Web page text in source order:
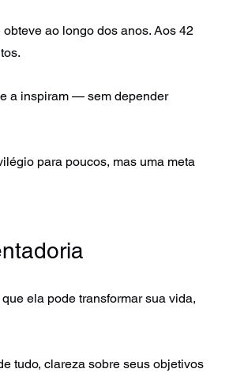
ao longo dos anos. Aos 42
a inspiram — sem depender
para poucos, mas uma meta
ela pode transformar sua vida,
tudo, clareza sobre seus objetivos